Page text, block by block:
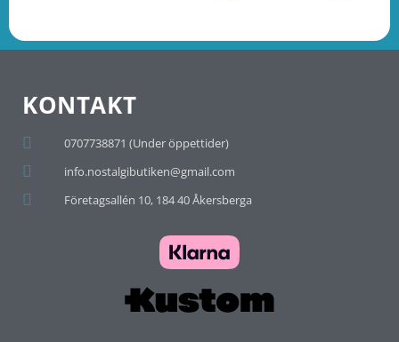
KONTAKT
0707738871 (Under öppettider)
info.nostalgibutiken@gmail.com
Företagsallén 10, 184 40 Åkersberga